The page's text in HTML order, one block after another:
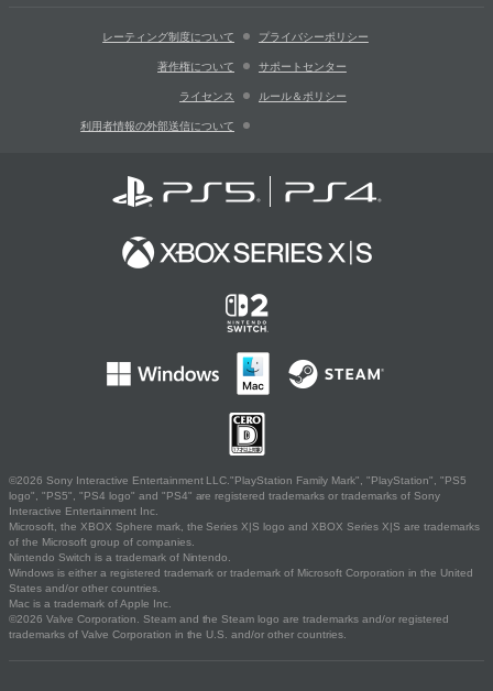
レーティング制度について プライバシーポリシー
著作権について サポートセンター
ライセンス ルール＆ポリシー
利用者情報の外部送信について
©2026 Sony Interactive Entertainment LLC."PlayStation Family Mark", "PlayStation", "PS5
logo", "PS5", "PS4 logo" and "PS4" are registered trademarks or trademarks of Sony
Interactive Entertainment Inc.
Microsoft, the XBOX Sphere mark, the Series X|S logo and XBOX Series X|S are trademarks
of the Microsoft group of companies.
Nintendo Switch is a trademark of Nintendo.
Windows is either a registered trademark or trademark of Microsoft Corporation in the United
States and/or other countries.
Mac is a trademark of Apple Inc.
©2026 Valve Corporation. Steam and the Steam logo are trademarks and/or registered
trademarks of Valve Corporation in the U.S. and/or other countries.